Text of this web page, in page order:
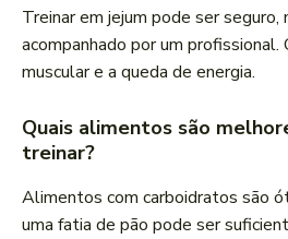
Treinar em jejum pode ser seguro,
acompanhado por um profissional.
muscular e a queda de energia.
Quais alimentos são
treinar?
Alimentos com carboidratos são
uma fatia de pão pode ser